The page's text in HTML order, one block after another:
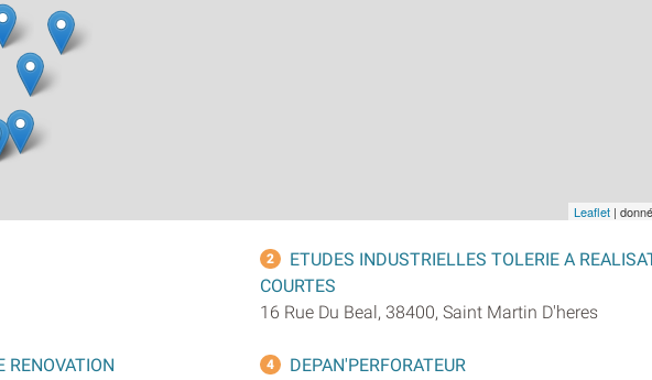
Leaflet |
2
ETUDES INDUSTRIELLES TOLERIE A
COURTES
16 Rue Du Beal, 38400, Saint Martin D'heres
RENOVATION
4
DEPAN'PERFORATEUR